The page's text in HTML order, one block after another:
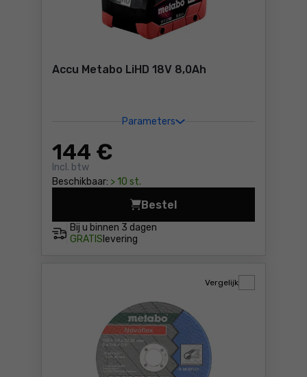
Accu Metabo LiHD 18V 8,0Ah
Parameters
144 €
Incl. btw
Beschikbaar: > 10 st.
Bij u binnen 3 dagen
GRATIS levering
Bestel
Accu Metabo LiHD 18V
Vergelijk